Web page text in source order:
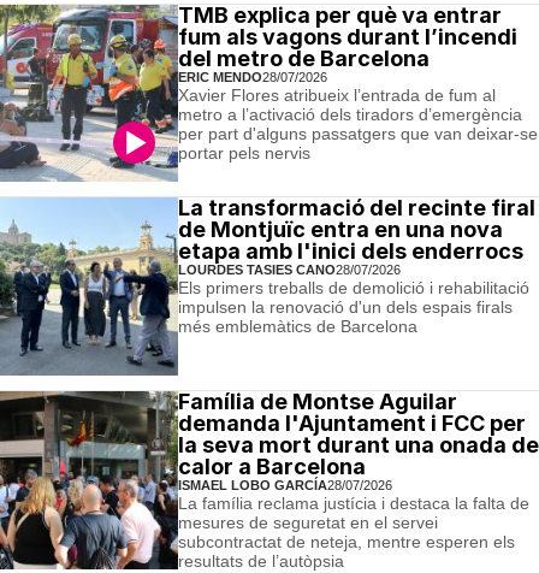
TMB explica per què va entrar
fum als vagons durant l’incendi
del metro de Barcelona
ERIC MENDO28/07/2026
Xavier Flores atribueix l’entrada de fum al
metro a l’activació dels tiradors d’emergència
per part d'alguns passatgers que van deixar-se
portar pels nervis
La transformació del recinte firal
de Montjuïc entra en una nova
etapa amb l'inici dels enderrocs
LOURDES TASIES CANO28/07/2026
Els primers treballs de demolició i rehabilitació
impulsen la renovació d'un dels espais firals
més emblemàtics de Barcelona
Família de Montse Aguilar
demanda l'Ajuntament i FCC per
la seva mort durant una onada de
calor a Barcelona
ISMAEL LOBO GARCÍA28/07/2026
La família reclama justícia i destaca la falta de
mesures de seguretat en el servei
subcontractat de neteja, mentre esperen els
resultats de l’autòpsia